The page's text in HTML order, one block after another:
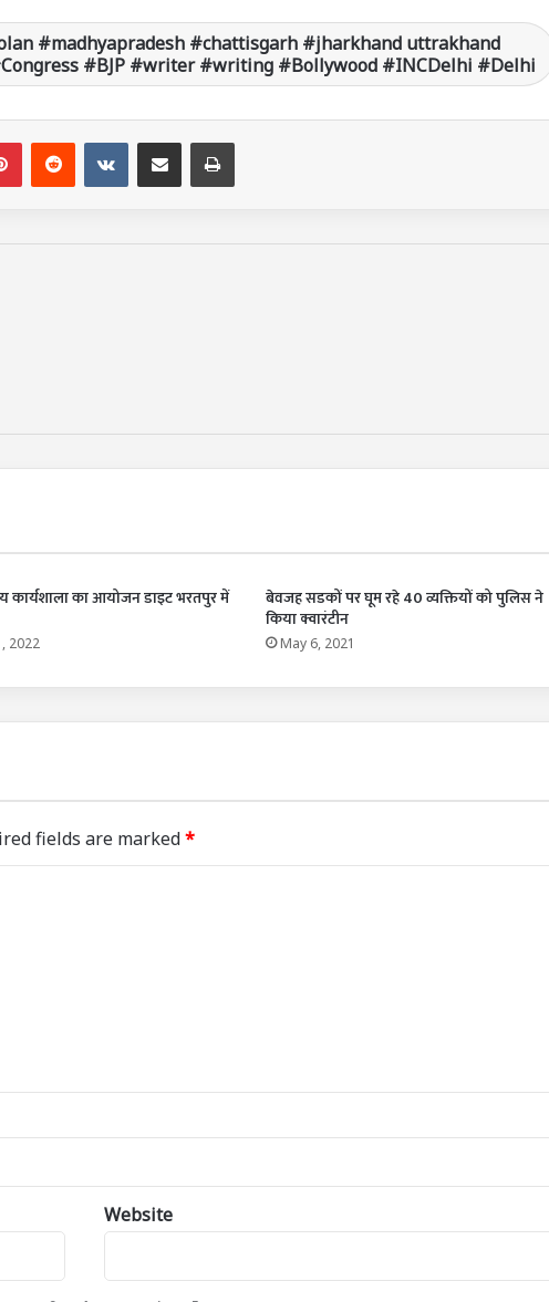
#madhyapradesh #chattisgarh #jharkhand uttrakhand
#BJP #writer #writing #Bollywood #INCDelhi #Delhi
VKontakte
कार्यशाला का आयोजन डाइट भरतपुर में
2022
बेवजह सडकों पर घूम रहे 40 व्यक्तियों को पुलिस ने
किया क्वारंटीन
May 6, 2021
fields are marked*
Website